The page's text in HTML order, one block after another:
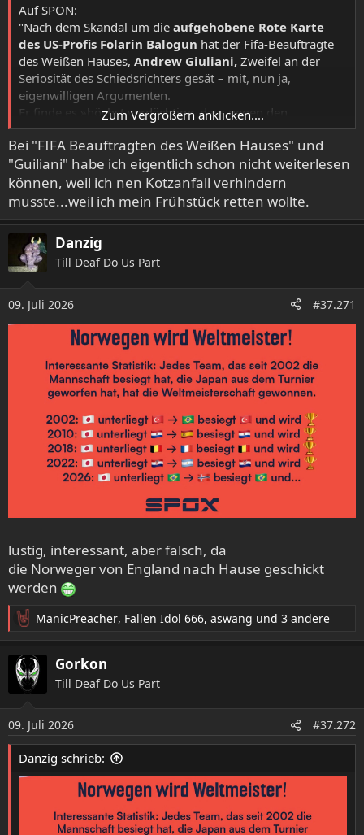
Auf SPON:
"Nach dem Skandal um die aufgehobene Rote Karte
des US-Profis Folarin Balogun hat der Fifa-Beauftragte
des Weißen Hauses, Andrew Giuliani, Zweifel an der
Seriosität des Schiedsrichters gesät – mit, nun ja,
eigenwilligen Argumenten.
Er finde es »höchst verdächtig«, dass gegen den
Schiedsrichter Raphael Claus im Jahr 2024 bereits wegen
falscher Roter Karten und Spielmanipulation ermittelt
worden sei, zitierte der britische»Guardian«den WM-
Beauftragten.
Auf den Einwand eines Reporters, Claus sei bei der
selbst beschuldigt worden, sagte Giuliani: »Ihm wurden
keine Vergehen vorgeworfen – das ist uns klar.« Trotzdem
sei die Situation mit den Ermittlungen von damals
Yorker Bürgermeisters und Trump-Anwalts Rudy Giuliani."
Amerikas Nepo-Riege mal wieder in Bestform...
Zum Vergrößern anklicken....
Bei "FIFA Beauftragten des Weißen Hauses" und
"Guiliani" habe ich eigentlich schon nicht weiterlesen
können, weil ich nen Kotzanfall verhindern
musste...weil ich mein Frühstück retten wollte.
Danzig
Till Deaf Do Us Part
09. Juli 2026 #37.271
lustig, interessant, aber falsch, da
die Norweger von England nach Hause geschickt
werden
R
e
a
k
o
n
e
n
ManicPreacher, Fallen Idol 666, aswang und 3 andere
Gorkon
Till Deaf Do Us Part
09. Juli 2026 #37.272
Danzig schrieb: